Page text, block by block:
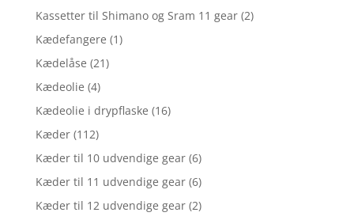
Kassetter til Shimano og Sram 11 gear (2)
Kædefangere (1)
Kædelåse (21)
Kædeolie (4)
Kædeolie i drypflaske (16)
Kæder (112)
Kæder til 10 udvendige gear (6)
Kæder til 11 udvendige gear (6)
Kæder til 12 udvendige gear (2)